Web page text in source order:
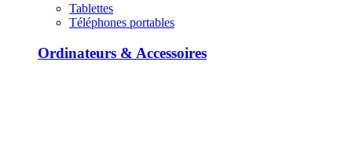
Tablettes
Téléphones portables
Ordinateurs & Accessoires